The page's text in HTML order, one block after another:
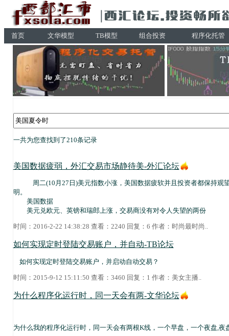
首页 文华模型 TB模型 组合投资 程序化托管
一共为您查找到了210条记录
美国数据疲弱，外汇交易市场静待美-外汇论坛
周二(10月27日)美元指数小涨，美国数据疲软并且投资者都保持观望
明。
美国数据
美元兑欧元、英镑和瑞郎上涨，交易商没有对令人失望的两份
时间：2016-2-22 14:38:28 查看：2240 回复：6 作者： 时尚最时尚 ..
如何实现定时登陆交易账户，并自动-TB论坛
如何实现定时登陆交易账户，并启动自动交易？
时间：2015-9-12 15:11:50 查看：3460 回复：1 作者： 美女主播
为什么程序化运行时，同一天会有两-文华论坛
为什么我的程序化运行时，同一天会有两根K线，一个早盘，一个夜盘,夜